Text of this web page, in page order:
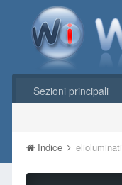
Sezioni principali
Indice elioluminati